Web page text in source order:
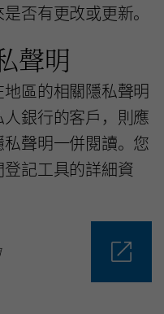
否有更改或更新。
聲明
區的相關隱私聲明
銀行的客戶，則應
聲明一併閱讀。您
記工具的詳細資